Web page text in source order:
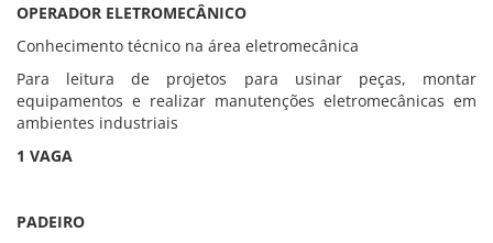
OPERADOR ELETROMECÂNICO
Conhecimento técnico na área eletromecânica
Para leitura de projetos para usinar peças, montar
equipamentos e realizar manutenções eletromecânicas em
ambientes industriais
1 VAGA
PADEIRO